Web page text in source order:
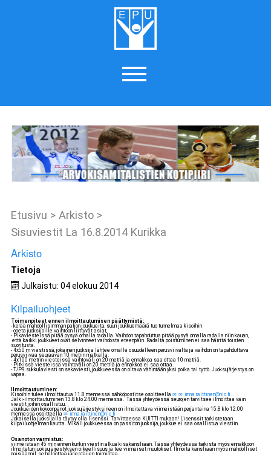
Etusivu > Arkisto >
Sisuviestit La 16.8.2014 Kurikka
Arkisto
Tietoja
Julkaistu: 04 elokuu 2014
Kilpailuohjeet
Toimenpiteet ennen ilmoittautumisen päättymistä:
- kerää mahdollisimman paljon joukkueita, suuri joukkuemäärä tuo tunnelmaa kisoihin
- opeta juoksijoille vaihtoon liittyvät asiat,
- Pikaviesteissä pitää pysyä omalla radalla. Vaihdon tapahduttua pitää pysyä omalla radalla niin kauan,
että kaikki joukkueet ovat selvinneet vaihdosta eteenpäin. Radalta poistuminen ei saa häiritä toisten
suoritusta.
- 4x50 m viestissä, jokainen juoksija lähtee omalle osuudelleen perusviivalta ja vaihdon on tapahduttava
perusviivaa seuraavan 10 metrin matkalla.
- 4x100 metrin viesteissä vaihtoväli on 20 metriä ja ennakkoa saa ottaa 10 metriä.
- Pitkissä viesteissä vaihtoväli on 20 metriä ja ennakkoa ei saa ottaa.
- T/P9 sukkulaviesti on sekaviesti, joukkueessa on oltava vähintään yksi poika tai tyttö. Juoksujärjestys on
vapaa.
Ilmoittautuminen:
Kisoihin tulee ilmoittautua 11.8 mennessä sähköpostitse osoitteella
irma.raittinen@nic.fi.
Jälki-ilmoittautuminen 13.8 klo 24.00 mennessä. Tässä yhteydessä seurojen tarvitsee ilmoittaa vain
viestit joihin osallistuu.
Joukkueiden kokoonpanot juoksujärjestyksineen on ilmoitettava viimeistään perjantaina 15.8 klo 12.00
mennessä osoitteella
irma.raittinen@nic.fi
Jokaisella juoksijalla täytyy olla lisenssi. Tarvittaessa KUITTI mukaan! Lisenssit tarkistetaan
kilpailuohjelman kautta. Mikäli joukkueessa on passiton juoksija, joukkue ei saa osallistua viestiin.
Osanoton varmistus:
viimeistään 45 min ennen kunkin viestin alkua kisakansliaan. Tässä yhteydessä tarkista myös ennakkoon
ilmoitetun juoksujärjestyksen oikeellisuus ja tee viimeiset muutokset. Ilmoita kansliaan myös mahdolliset
poisjäännit, se helpottaa järjestäjien toimintaa.